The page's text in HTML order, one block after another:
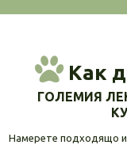
Как
ГОЛЕМИЯ
Намерете подходящо